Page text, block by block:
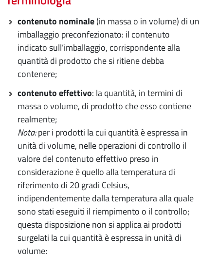
contenuto nominale(in massa o in volume) di un
imballaggio preconfezionato: il contenuto
indicato sull’imballaggio, corrispondente alla
quantità di prodotto che si ritiene debba
contenere;
contenuto effettivo: la quantità, in termini di
massa o volume, di prodotto che esso contiene
realmente;
Nota:per i prodotti la cui quantità è espressa in
unità di volume, nelle operazioni di controllo il
valore del contenuto effettivo preso in
considerazione è quello alla temperatura di
riferimento di 20 gradi Celsius,
indipendentemente dalla temperatura alla quale
sono stati eseguiti il riempimento o il controllo;
questa disposizione non si applica ai prodotti
surgelati la cui quantità è espressa in unità di
volume;